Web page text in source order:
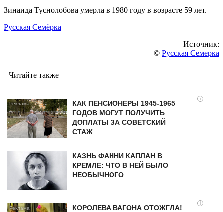
Зинаида Туснолобова умерла в 1980 году в возрасте 59 лет.
Русская Семёрка
Источник:
© Русская Семерка
Читайте также
i
КАК ПЕНСИОНЕРЫ 1945-1965
ГОДОВ МОГУТ ПОЛУЧИТЬ
ДОПЛАТЫ ЗА СОВЕТСКИЙ
СТАЖ
КАЗНЬ ФАННИ КАПЛАН В
КРЕМЛЕ: ЧТО В НЕЙ БЫЛО
НЕОБЫЧНОГО
i
КОРОЛЕВА ВАГОНА ОТОЖГЛА!